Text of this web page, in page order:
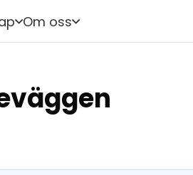
Om oss